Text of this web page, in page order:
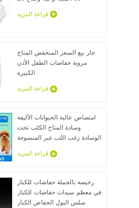
قراءة المزيد
حار بيع السعر المنخفض المتاح
مرونة حفاضات الطفل الأذن
الكبيرة
قراءة المزيد
امتصاص عالية الحيوانات الأليفة
وسادة المتاح الكلب تحت
الوسادة زغب اللب غير المنسوجة
الحيوان ملاءات السرير الجملة
قراءة المزيد
رخيصة بالجملة حفاضات للكبار
في معظم سيدات حفاضات للكبار
سلس البول الحفاض الكبار